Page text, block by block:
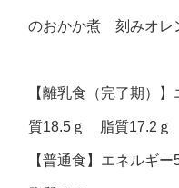
のおかか煮 刻みオレ
【離乳食（完了期）
質18.5ｇ 脂質17.2ｇ
【普通食】エネルギ